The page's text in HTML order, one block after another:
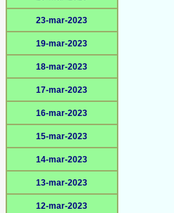
23-mar-2023
19-mar-2023
18-mar-2023
17-mar-2023
16-mar-2023
15-mar-2023
14-mar-2023
13-mar-2023
12-mar-2023